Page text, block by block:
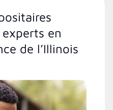
en
de l’Illinois